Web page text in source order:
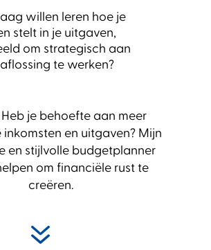
willen leren hoe je
stelt in je uitgaven,
om strategisch aan
te werken?
je behoefte aan meer
inkomsten en uitgaven? Mijn
en stijlvolle budgetplanner
om financiële rust te
creëren.
7